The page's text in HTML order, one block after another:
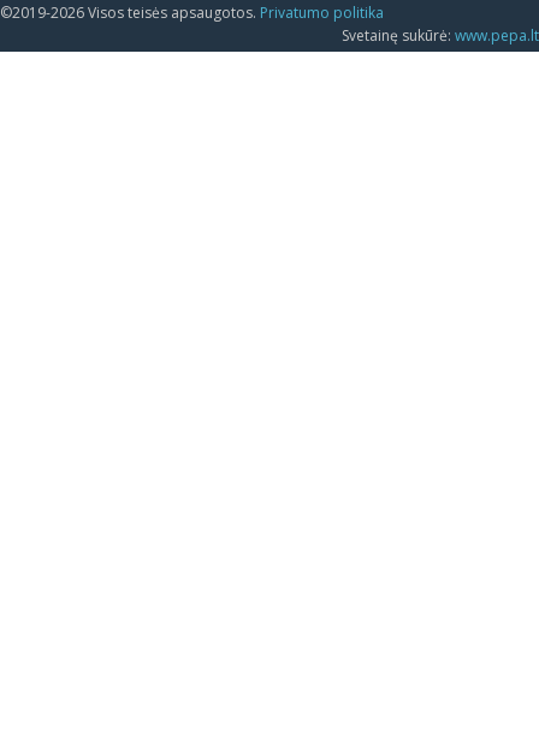
©2019-2026 Visos teisės apsaugotos. Privatumo politika
Svetainę sukūrė: www.pepa.lt